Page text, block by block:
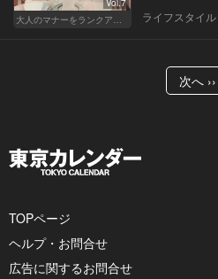
Vol.7
大人のマナーをランクアップせよ
ライフスタイル
次へ ››
TOPページ
ヘルプ・お問合せ
広告に関するお問合せ